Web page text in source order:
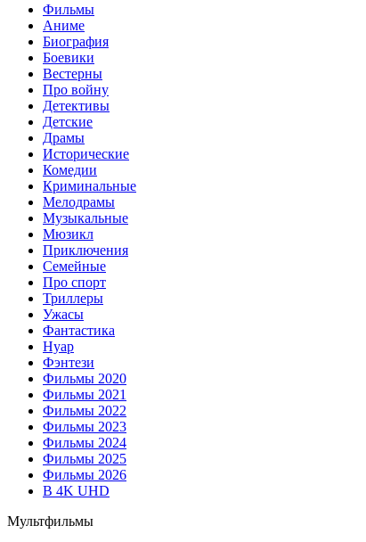
Фильмы
Аниме
Биография
Боевики
Вестерны
Про войну
Детективы
Детские
Драмы
Исторические
Комедии
Криминальные
Мелодрамы
Музыкальные
Мюзикл
Приключения
Семейные
Про спорт
Триллеры
Ужасы
Фантастика
Нуар
Фэнтези
Фильмы 2020
Фильмы 2021
Фильмы 2022
Фильмы 2023
Фильмы 2024
Фильмы 2025
Фильмы 2026
В 4K UHD
Мультфильмы